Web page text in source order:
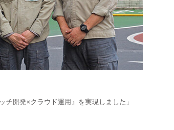
チ開発×クラウド運用』を実現しました」